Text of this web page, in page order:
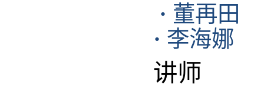
· 董再田
· 李海娜
讲师